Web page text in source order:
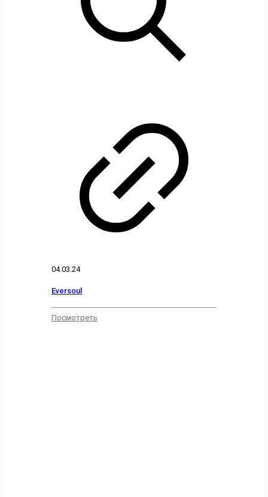
04.03.24
Eversoul
Посмотреть